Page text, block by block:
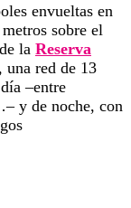
envueltas en
sobre el
la Reserva
, una red de 13
–entre
y de noche, con